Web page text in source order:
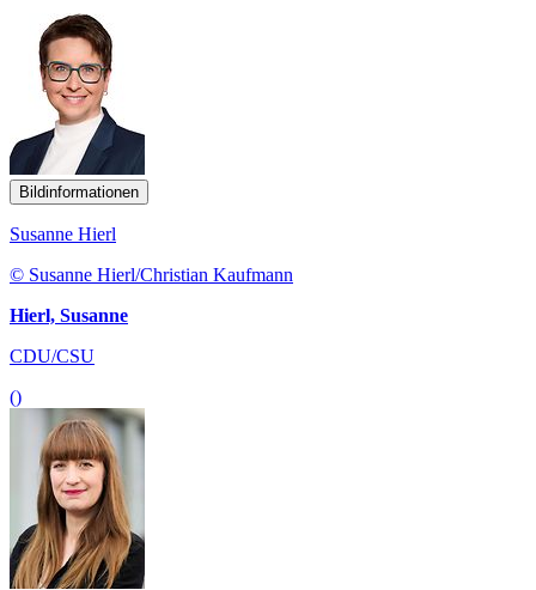
Bildinformationen
Susanne Hierl
© Susanne Hierl/Christian Kaufmann
Hierl, Susanne
CDU/CSU
()